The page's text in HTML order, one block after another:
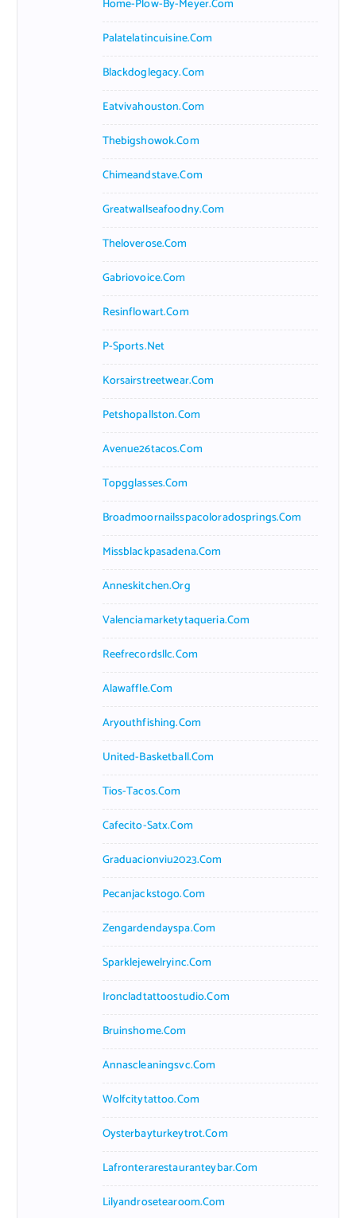
Home-Plow-By-Meyer.com
Palatelatincuisine.com
Blackdoglegacy.com
Eatvivahouston.com
Thebigshowok.com
Chimeandstave.com
Greatwallseafoodny.com
Theloverose.com
Gabriovoice.com
Resinflowart.com
P-Sports.net
Korsairstreetwear.com
Petshopallston.com
Avenue26tacos.com
Topgglasses.com
Broadmoornailsspacoloradosprings.com
Missblackpasadena.com
Anneskitchen.org
Valenciamarketytaqueria.com
Reefrecordsllc.com
Alawaffle.com
Aryouthfishing.com
United-Basketball.com
Tios-Tacos.com
Cafecito-Satx.com
Graduacionviu2023.com
Pecanjackstogo.com
Zengardendayspa.com
Sparklejewelryinc.com
Ironcladtattoostudio.com
Bruinshome.com
Annascleaningsvc.com
Wolfcitytattoo.com
Oysterbayturkeytrot.com
Lafronterarestauranteybar.com
Lilyandrosetearoom.com